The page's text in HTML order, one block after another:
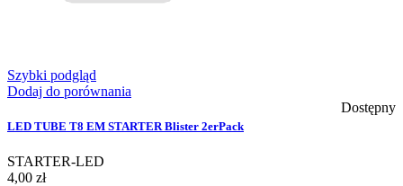
Szybki podgląd
Dodaj do porównania
Dostępny
LED TUBE T8 EM STARTER Blister 2erPack
STARTER-LED
4,00 zł